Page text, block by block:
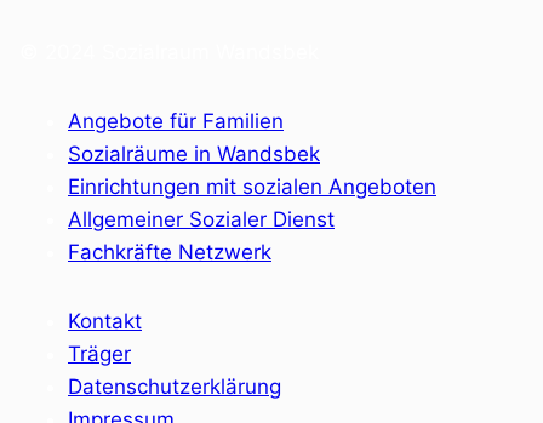
Angebote für Familien
Sozialräume in Wandsbek
Einrichtungen mit sozialen Angeboten
Allgemeiner Sozialer Dienst
Fachkräfte Netzwerk
Kontakt
Träger
Datenschutzerklärung